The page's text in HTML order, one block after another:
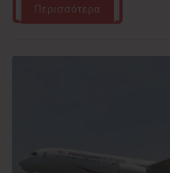
Περισσότερα